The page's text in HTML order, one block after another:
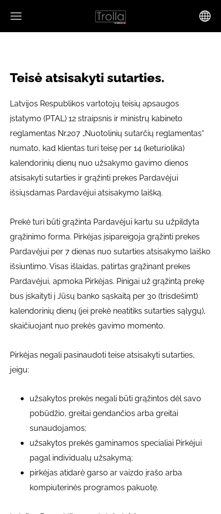
Teisė atsisakyti sutarties.
Latvijos Respublikos vartotojų teisių apsaugos
įstatymo (PTAL) 12 straipsnis ir ministrų kabineto
reglamentas Nr.207 „Nuotolinių sutarčių reglamentas“
numato, kad klientas turi teisę per 14 (keturiolika)
kalendorinių dienų nuo užsakymo gavimo dienos
atsisakyti sutarties ir grąžinti prekes Pardavėjui
išsiųsdamas Pardavėjui atsisakymo laišką.
Prekė turi būti grąžinta Pardavėjui kartu su užpildyta
grąžinimo forma. Pirkėjas įsipareigoja grąžinti prekes
Pardavėjui per 7 dienas nuo sutarties atsisakymo laiško
išsiuntimo. Visas išlaidas, patirtas grąžinant prekes
Pardavėjui, apmoka Pirkėjas. Pinigai už grąžintą prekę
bus įskaityti į Jūsų banko sąskaitą per 30 (trisdešimt)
kalendorinių dienų (jei prekė neatitiks sutarties sąlygų),
skaičiuojant nuo prekės gavimo momento.
Pirkėjas negali pasinaudoti teise atsisakyti sutarties,
jeigu:
užsakytos prekės negali būti grąžintos dėl savo
pobūdžio, greitai gendančios arba greitai
sunaudojamos;
užsakytos prekės gaminamos specialiai Pirkėjui
pagal individualų užsakymą;
pirkėjas atidarė garso ar vaizdo įrašo arba
kompiuterinės programos pakuotę.